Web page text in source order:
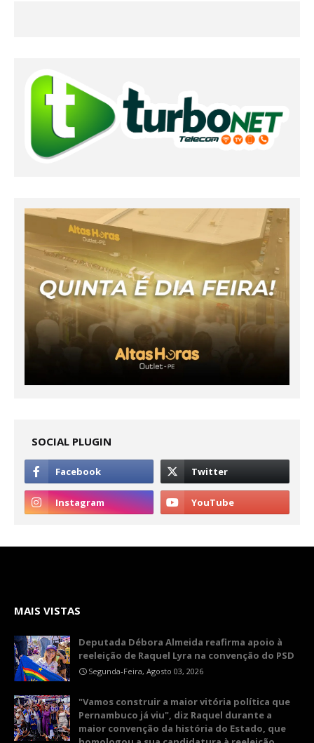
SOCIAL PLUGIN
MAIS VISTAS
Deputada Débora Almeida reafirma apoio à
reeleição de Raquel Lyra na convenção do PSD
Segunda-Feira, Agosto 03, 2026
"Vamos construir a maior vitória política que
Pernambuco já viu", diz Raquel durante a
maior convenção da história do Estado, que